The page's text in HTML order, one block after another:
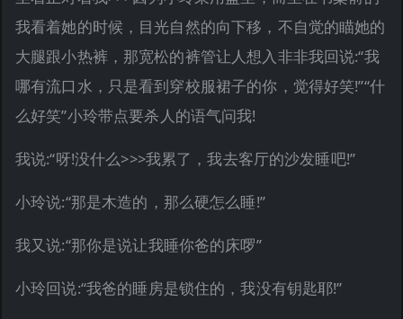
我看着她的时候，目光自然的向下移，不自觉的瞄她的
大腿跟小热裤，那宽松的裤管让人想入非非我回说:“我
哪有流口水，只是看到穿校服裙子的你，觉得好笑!”“什
么好笑”小玲带点要杀人的语气问我!
我说:“呀!没什么>>>我累了，我去客厅的沙发睡吧!”
小玲说:“那是木造的，那么硬怎么睡!”
我又说:“那你是说让我睡你爸的床啰”
小玲回说:“我爸的睡房是锁住的，我没有钥匙耶!”